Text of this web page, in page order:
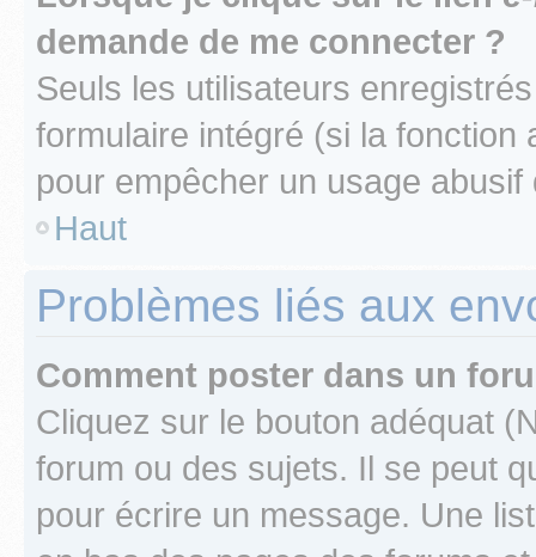
demande de me connecter ?
Seuls les utilisateurs
formulaire intégré (si la fonction
pour empêcher un usage
Haut
Problèmes liés aux
Comment poster dans un
Cliquez sur le bouton adéquat
forum ou des sujets. Il se peut
pour écrire un message. Une